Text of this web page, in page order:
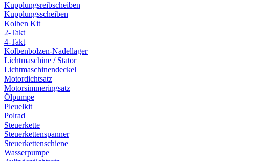
Kupplungsreibscheiben
Kupplungsscheiben
Kolben Kit
2-Takt
4-Takt
Kolbenbolzen-Nadellager
Lichtmaschine / Stator
Lichtmaschinendeckel
Motordichtsatz
Motorsimmeringsatz
Ölpumpe
Pleuelkit
Polrad
Steuerkette
Steuerkettenspanner
Steuerkettenschiene
Wasserpumpe